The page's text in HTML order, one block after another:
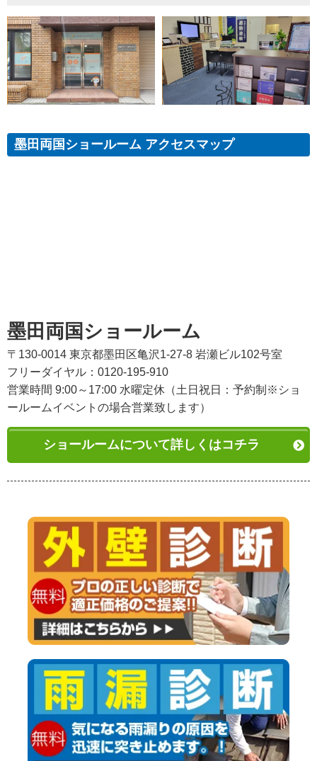
墨田両国ショールーム アクセスマップ
墨田両国ショールーム
〒130-0014 東京都墨田区亀沢1-27-8 岩瀬ビル102号室
フリーダイヤル：0120-195-910
営業時間 9:00～17:00 水曜定休（土日祝日：予約制※ショ
ールームイベントの場合営業致します）
ショールームについて詳しくはコチラ